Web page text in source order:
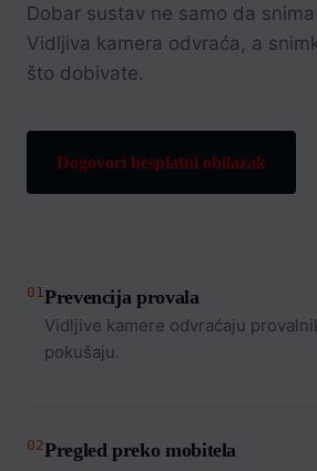
Dobar sustav ne samo da
Vidljiva kamera odvraća, a
što dobivate.
Dogovori besplatni obilazak
01Prevencija provala
Vidljive kamere odvraćaju
pokušaju.
02Pregled preko mobitela